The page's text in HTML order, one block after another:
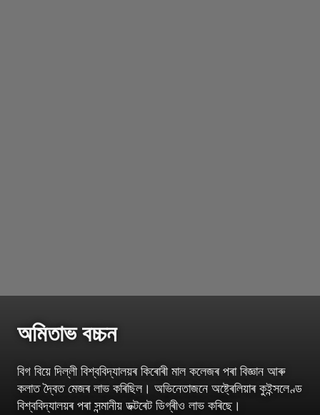
অমিতাভ বচ্চন
বিগ বিয়ে দিল্লী বিশ্ববিদ্যালয়ৰ কিৰোৰী মাল কলেজৰ পৰা বিজ্ঞান আৰু
কলাত দ্বৈত মেজৰ লাভ কৰিছিল। অভিনেতাজনে অষ্ট্ৰেলিয়াৰ কুইন্সলেণ্ড
বিশ্ববিদ্যালয়ৰ পৰা সন্মানীয় ডক্টৰেট ডিগ্ৰীও লাভ কৰিছে।